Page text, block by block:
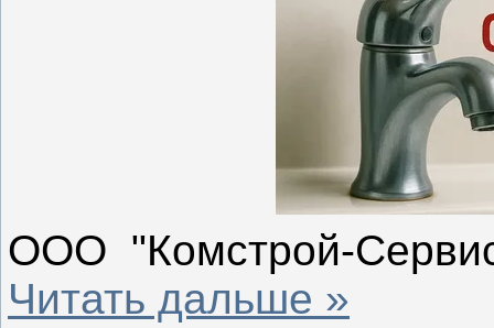
ООО "Комстрой-
Читать дальше »